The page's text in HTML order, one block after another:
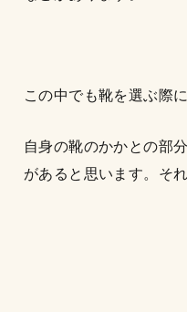
この中でも靴を選ぶ際
自身の靴のかかとの部
があると思います。そ